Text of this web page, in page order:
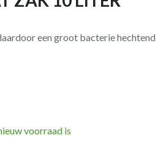
een groot bacterie hechtend
voorraad is